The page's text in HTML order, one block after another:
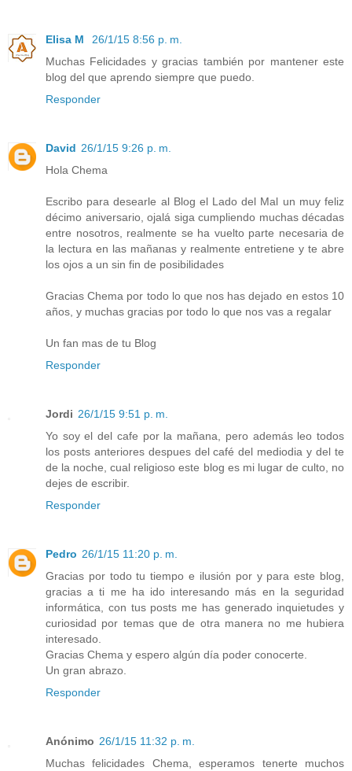
Elisa M
26/1/15 8:56 p. m.
Muchas Felicidades y gracias también por mantener este
blog del que aprendo siempre que puedo.
Responder
David 26/1/15 9:26 p. m.
Hola Chema
Escribo para desearle al Blog el Lado del Mal un muy feliz
décimo aniversario, ojalá siga cumpliendo muchas décadas
entre nosotros, realmente se ha vuelto parte necesaria de
la lectura en las mañanas y realmente entretiene y te abre
los ojos a un sin fin de posibilidades
Gracias Chema por todo lo que nos has dejado en estos 10
años, y muchas gracias por todo lo que nos vas a regalar
Un fan mas de tu Blog
Responder
Jordi 26/1/15 9:51 p. m.
Yo soy el del cafe por la mañana, pero además leo todos
los posts anteriores despues del café del mediodia y del te
de la noche, cual religioso este blog es mi lugar de culto, no
dejes de escribir.
Responder
Pedro 26/1/15 11:20 p. m.
Gracias por todo tu tiempo e ilusión por y para este blog,
gracias a ti me ha ido interesando más en la seguridad
informática, con tus posts me has generado inquietudes y
curiosidad por temas que de otra manera no me hubiera
interesado.
Gracias Chema y espero algún día poder conocerte.
Un gran abrazo.
Responder
Anónimo 26/1/15 11:32 p. m.
Muchas felicidades Chema, esperamos tenerte muchos